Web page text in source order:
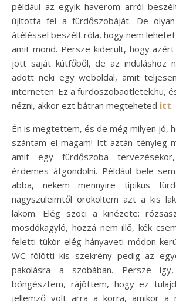
például az egyik haverom arról
újította fel a fürdőszobáját. De
átéléssel beszélt róla, hogy nem
amit mond. Persze kiderült, hogy
jött saját kútfőből, de az induláshoz
adott neki egy weboldal, amit
interneten. Ez a furdoszobaotletek.hu,
nézni, akkor ezt bátran megteheted itt.
Én is megtettem, és de még milyen jó,
szántam el magam! Itt aztán tényleg
amit egy fürdőszoba
érdemes átgondolni. Például bele
abba, nekem mennyire tipikus
nagyszüleimtől örököltem azt a kis
lakom. Elég szoci a kinézete:
mosdókagyló, hozzá nem illő, kék
feletti tükör elég hányaveti módon
WC fölötti kis szekrény pedig az
pakolásra a szobában. Persze
böngésztem, rájöttem, hogy ez
jellemző volt arra a korra, amikor a